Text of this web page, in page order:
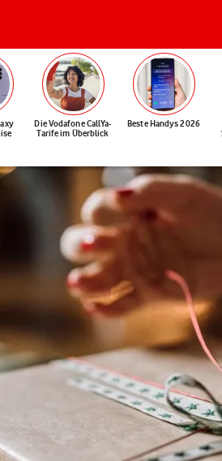
Die Vodafone CallYa-
Tarife im Überblick
Beste Handys 2026